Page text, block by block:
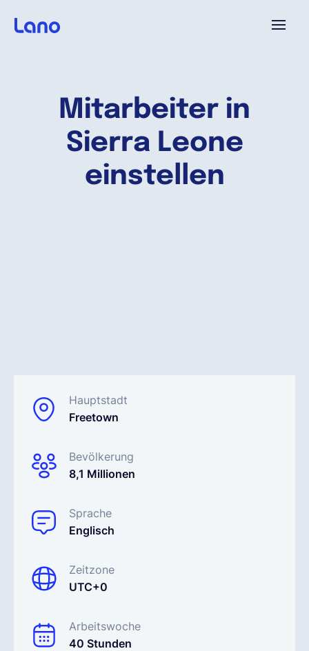
Mitarbeiter in
Sierra Leone
einstellen
Hauptstadt
Freetown
Bevölkerung
8,1 Millionen
Sprache
Englisch
Zeitzone
UTC+0
Arbeitswoche
40 Stunden
Warum Lano?
Contractor Management